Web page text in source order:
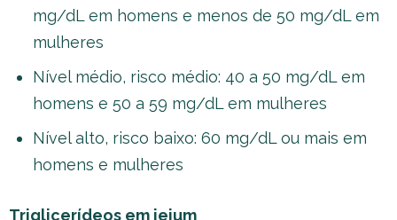
mg/dL em homens e menos de 50 mg/dL em
mulheres
Nível médio, risco médio: 40 a 50 mg/dL em
homens e 50 a 59 mg/dL em mulheres
Nível alto, risco baixo: 60 mg/dL ou mais em
homens e mulheres
Triglicerídeos em jejum